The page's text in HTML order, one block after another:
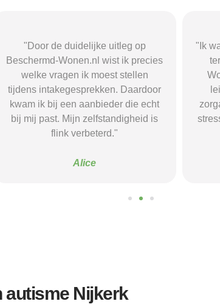
echt
is
"Ik was onzeker en verdwaald in alle
termen en opties. Beschermd-
Wonen.nl maakte het helder en
leidde me naar een passende
zorgaanbieder. Het heeft me tijd en
stress bespaard en mijn herstel een
goede start gegeven."
autisme Nijkerk